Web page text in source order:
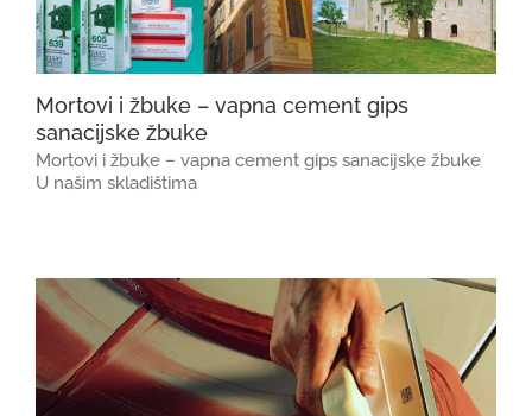
Mortovi i žbuke – vapna cement gips
sanacijske žbuke
Mortovi i žbuke – vapna cement gips sanacijske žbuke
U našim skladištima